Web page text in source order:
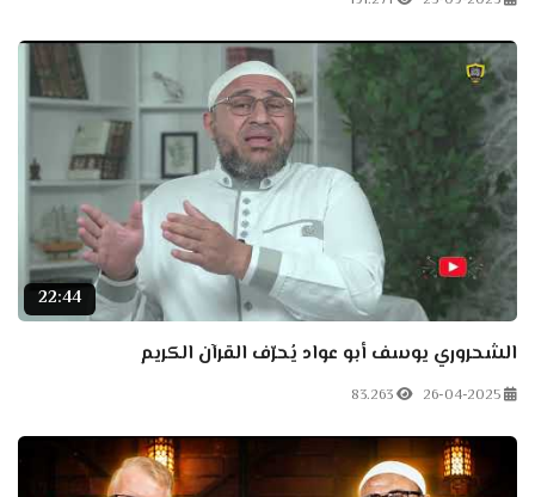
22:44
الشحروري يوسف أبو عواد يُحرّف القرآن الكريم
26-04-2025
83.263